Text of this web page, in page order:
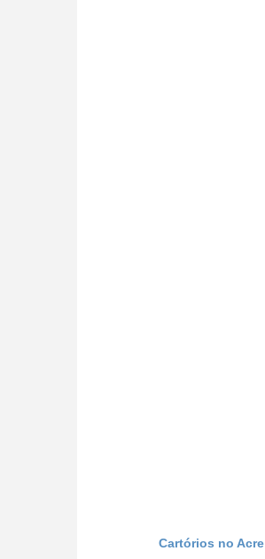
Cartórios no Acre